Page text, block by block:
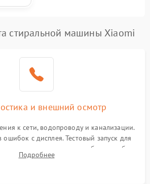
стиральной машины Xiaomi
и внешний осмотр
к сети, водопроводу и канализации.
с дисплея. Тестовый запуск для
шумов, протечек или сбоев в работе
модуля управления.
Подробнее